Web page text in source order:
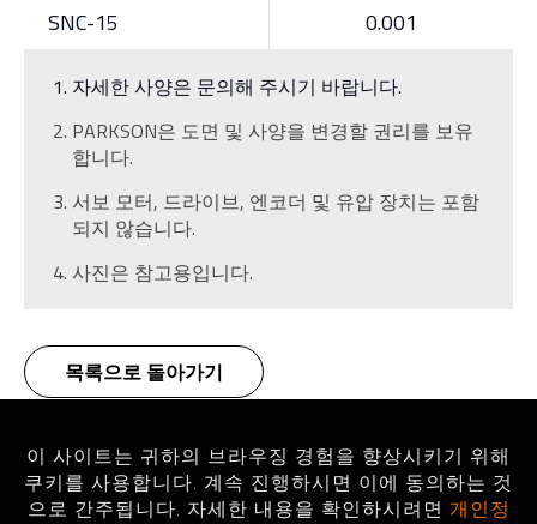
SNC-15
0.001
자세한 사양은 문의해 주시기 바랍니다.
PARKSON은 도면 및 사양을 변경할 권리를 보유
합니다.
서보 모터, 드라이브, 엔코더 및 유압 장치는 포함
되지 않습니다.
사진은 참고용입니다.
목록으로 돌아가기
홈페 제품소개
스윙 스핀들 헤드
SNC 시리즈/ 스윙 스핀들 헤드
Swing Spindle Head
이 사이트는 귀하의 브라우징 경험을 향상시키기 위해
쿠키를 사용합니다. 계속 진행하시면 이에 동의하는 것
으로 간주됩니다. 자세한 내용을 확인하시려면 개인정